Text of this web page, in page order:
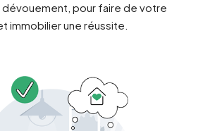
pour faire de votre
immobilier une réussite.